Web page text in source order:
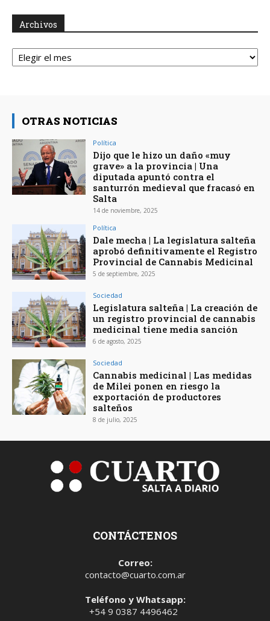
Archivos
Archivos
OTRAS NOTICIAS
Política
Dijo que le hizo un daño «muy
grave» a la provincia | Una
diputada apuntó contra el
santurrón medieval que fracasó en
Salta
14 de noviembre, 2025
Política
Dale mecha | La legislatura salteña
aprobó definitivamente el Registro
Provincial de Cannabis Medicinal
5 de septiembre, 2025
Sociedad
Legislatura salteña | La creación de
un registro provincial de cannabis
medicinal tiene media sanción
6 de agosto, 2025
Sociedad
Cannabis medicinal | Las medidas
de Milei ponen en riesgo la
exportación de productores
salteños
8 de julio, 2025
CONTÁCTENOS
Correo:
contacto@cuarto.com.ar
Teléfono y Whatsapp:
+54 9 0387 4496462